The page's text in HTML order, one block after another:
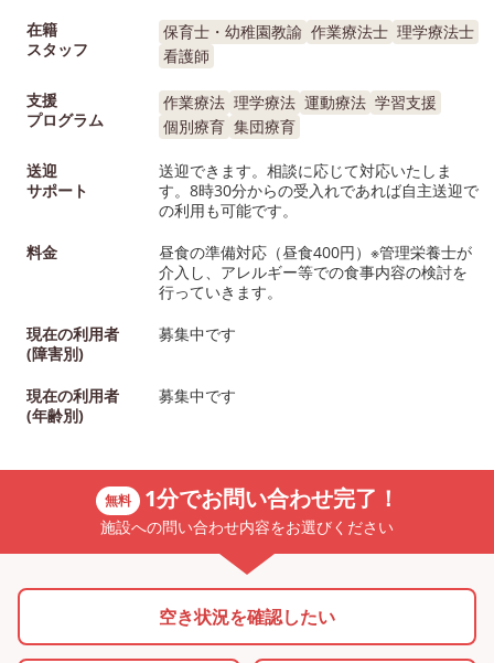
在籍
スタッフ
保育士・幼稚園教諭 作業療法士 理学療法士
看護師
支援
プログラム
作業療法 理学療法 運動療法 学習支援
個別療育 集団療育
送迎
サポート
送迎できます。相談に応じて対応いたしま
す。8時30分からの受入れであれば自主送迎で
の利用も可能です。
料金
昼食の準備対応（昼食400円）※管理栄養士が
介入し、アレルギー等での食事内容の検討を
行っていきます。
現在の利用者
(障害別)
募集中です
現在の利用者
(年齢別)
募集中です
無料 1分でお問い合わせ完了！
施設への問い合わせ内容をお選びください
空き状況を確認したい